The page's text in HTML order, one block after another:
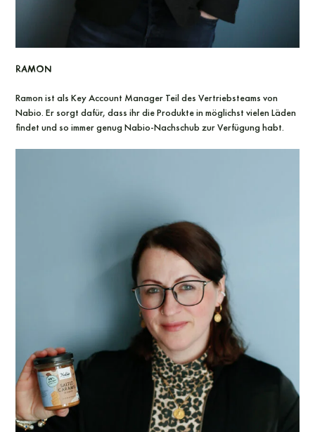
Ramon
Ramon ist als Key Account Manager Teil des Vertriebsteams von
Nabio. Er sorgt dafür, dass ihr die Produkte in möglichst vielen Läden
findet und so immer genug Nabio-Nachschub zur Verfügung habt.